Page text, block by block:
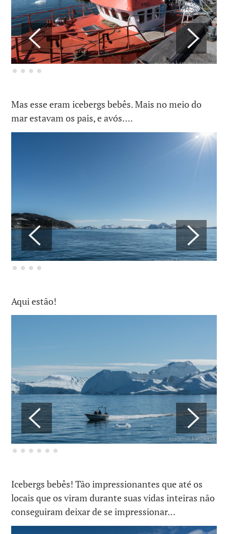
Mas esse eram icebergs bebês. Mais no meio do
mar estavam os pais, e avós….
Aqui estão!
Icebergs bebês! Tão impressionantes que até os
locais que os viram durante suas vidas inteiras não
conseguiram deixar de se impressionar…